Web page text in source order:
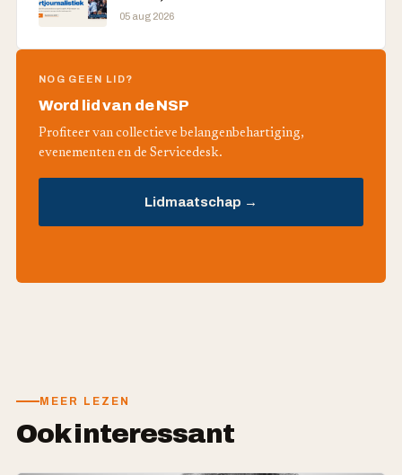
05 aug 2026
NOG GEEN LID?
Word lid van de NSP
Profiteer van collectieve belangenbehartiging,
evenementen en de Servicedesk.
Lidmaatschap →
MEER LEZEN
Ook interessant